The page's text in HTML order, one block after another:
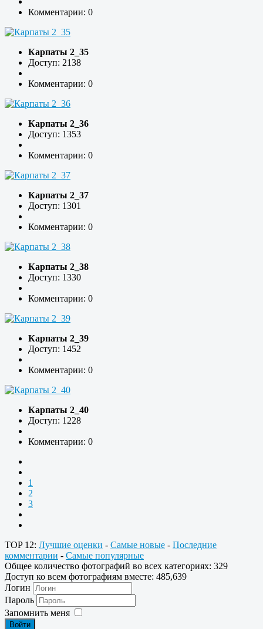
Комментарии: 0
Карпаты 2_35
Доступ: 2138
Комментарии: 0
Карпаты 2_36
Доступ: 1353
Комментарии: 0
Карпаты 2_37
Доступ: 1301
Комментарии: 0
Карпаты 2_38
Доступ: 1330
Комментарии: 0
Карпаты 2_39
Доступ: 1452
Комментарии: 0
Карпаты 2_40
Доступ: 1228
Комментарии: 0
1
2
3
TOP 12: Лучшие оценки - Самые новые - Последние
комментарии - Самые популярные
Общее количество фотографий во всех категориях: 329
Доступ ко всем фотографиям вместе: 485,639
Логин
Пароль
Запомнить меня
Войти